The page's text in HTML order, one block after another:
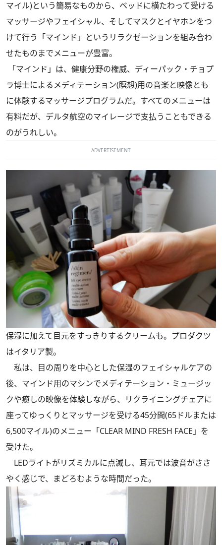
マイル)という簡易なものから、ベッドに横たわって受ける
マッサージやフェイシャル、そしてマスクとイヤホンをつ
けて行う「マインド」というリラクゼーションを組み合わ
せたものまでメニューが豊富。
「マインド」は、健康分野の権威、ディーパック・チョプ
ラ博士によるメディテーション(瞑想)用の音楽と映像とも
に体験するマッサージプログラムだ。すべてのメニューは
有料だが、デルタ航空のマイレージで支払うこともできる
のがうれしい。
ADVERTISEMENT
保湿に加えて目元をすっきりするクリームも。プロダクツ
はイタリア製。
私は、目の周りを中心とした保湿のフェイシャルケアの
後、マインド用のマシンでメディテーション・ミュージッ
クや癒しの映像を体験しながら、リクライニングチェアに
座ってゆっくりとマッサージを受ける45分間(65ドルまたは
6,500マイル)のメニュー「CLEAR MIND FRESH FACE」を
受けた。
LEDライトがリズミカルに点滅し、耳元では波音がささ
やく感じで、まどろむような時間だった。